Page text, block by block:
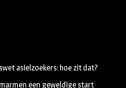
asielzoekers: hoe zit dat?
een geweldige start